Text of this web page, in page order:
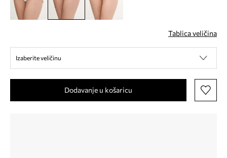
Tablica veličina
Izaberite veličinu
Dodavanje u košaricu